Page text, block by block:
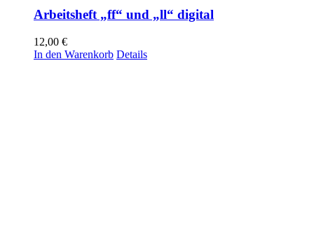
Arbeitsheft „ff“ und „ll“ digital
12,00 €
In den Warenkorb Details